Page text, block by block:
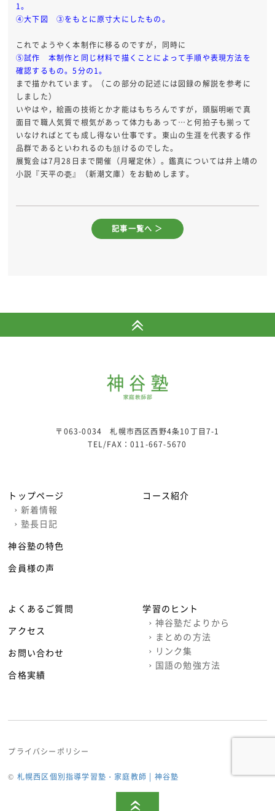
1。
④大下図 ③をもとに原寸大にしたもの。
これでようやく本制作に移るのですが，同時に
⑤試作 本制作と同じ材料で描くことによって手順や表現方法を
確認するもの。5分の1。
まで描かれています。（この部分の記述には図録の解説を参考に
しました）
いやはや，絵画の技術とか才能はもちろんですが，頭脳明晰で真
面目で職人気質で根気があって体力もあって…と何拍子も揃って
いなければとても成し得ない仕事です。東山の生涯を代表する作
品群であるといわれるのも頷けるのでした。
展覧会は7月28日まで開催（月曜定休）。鑑真については井上靖の
小説『天平の甍』（新潮文庫）をお勧めします。
記事一覧へ ＞
«
〒063-0034 札幌市西区西野4条10丁目7-1
TEL/FAX：011-667-5670
トップページ
› 新着情報
› 塾長日記
神谷塾の特色
会員様の声
コース紹介
よくあるご質問
アクセス
お問い合わせ
合格実績
学習のヒント
› 神谷塾だよりから
› まとめの方法
› リンク集
› 国語の勉強方法
プライバシーポリシー
© 札幌西区個別指導学習塾・家庭教師 | 神谷塾